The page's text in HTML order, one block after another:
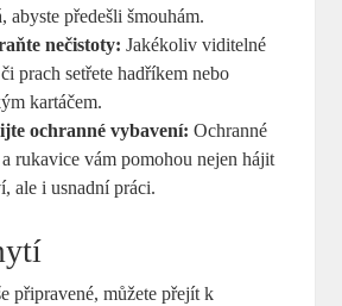
abyste předešli šmouhám.
nečistoty: Jakékoliv viditelné
prach setřete hadříkem nebo
kartáčem.
ochranné vybavení: Ochranné
rukavice vám pomohou nejen hájit
ale i usnadní práci.
připravené, můžete přejít k